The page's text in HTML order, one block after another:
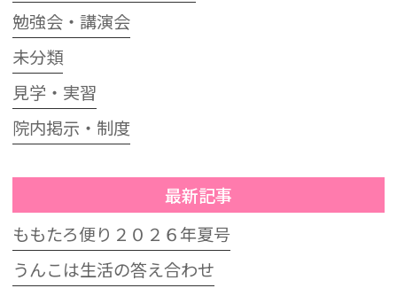
勉強会・講演会
未分類
見学・実習
院内掲示・制度
最新記事
ももたろ便り２０２６年夏号
うんこは生活の答え合わせ